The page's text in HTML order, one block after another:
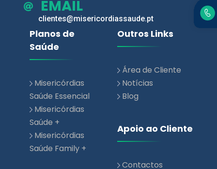
Saúde
Misericórdias
Saúde Essencial
Saúde +
Misericórdias
Saúde Family +
Redes de
Parceiros
Área de Cliente
Notícias
Apoio ao Cliente
Contactos
Perguntas